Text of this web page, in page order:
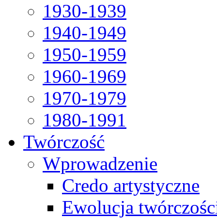
1930-1939
1940-1949
1950-1959
1960-1969
1970-1979
1980-1991
Twórczość
Wprowadzenie
Credo artystyczne
Ewolucja